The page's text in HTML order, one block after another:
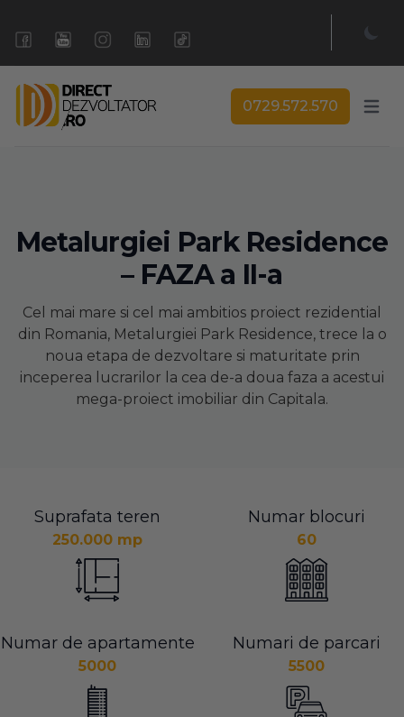
0729.572.570 Open
Metalurgiei Park Residence
– FAZA a II-a
Cel mai mare si cel mai ambitios proiect rezidential
din Romania, Metalurgiei Park Residence, trece la o
noua etapa de dezvoltare si maturitate prin
inceperea lucrarilor la cea de-a doua faza a acestui
mega-proiect imobiliar din Capitala.
Suprafata teren
250.000 mp
Numar blocuri
60
Numar de apartamente
5000
Numari de parcari
5500